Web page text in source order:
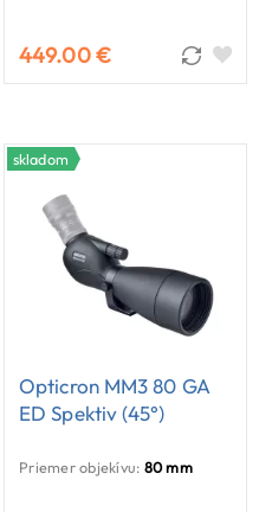
449.00 €
skladom
Opticron MM3 80 GA
ED Spektiv (45°)
Priemer objekívu: 80 mm